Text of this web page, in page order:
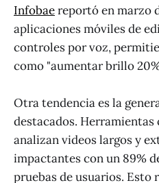
Infobaereportó en marzo
aplicaciones móviles de
controles por voz,
como "aumentar brillo
Otra tendencia es la
destacados. Herramientas
analizan videos largos y
impactantes con un 89%
pruebas de usuarios. Esto